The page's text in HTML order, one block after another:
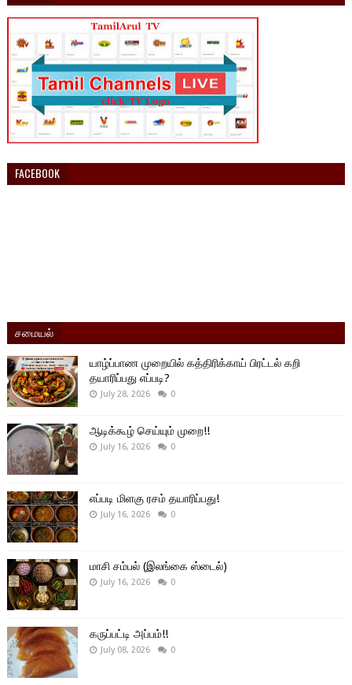
FACEBOOK
சமையல்
யாழ்ப்பாண முறையில் கத்திரிக்காய் பிரட்டல் கறி
தயாரிப்பது எப்படி?
July 28, 2026 0
ஆடிக்கூழ் செய்யும் முறை!!
July 16, 2026 0
எப்படி மிளகு ரசம் தயாரிப்பது!
July 16, 2026 0
மாசி சம்பல் (இலங்கை ஸ்டைல்)
July 16, 2026 0
கருப்பட்டி அப்பம்!!
July 08, 2026 0